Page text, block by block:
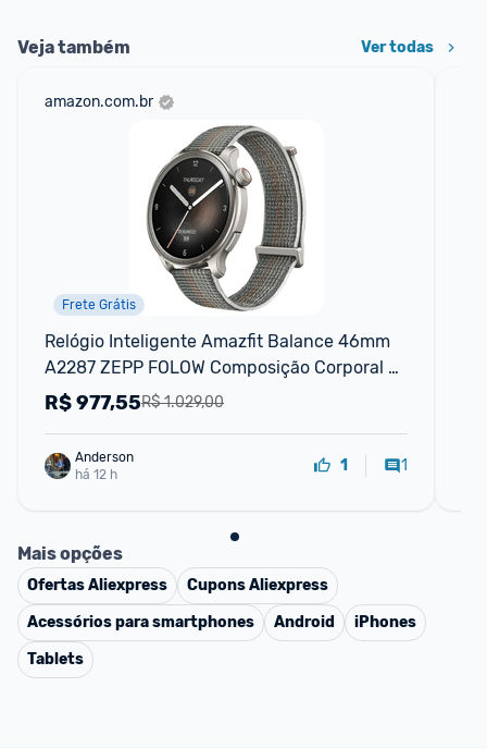
Veja também Ver todas
amazon.com.br
Frete Grátis
Relógio Inteligente Amazfit Balance 46mm
A2287 ZEPP FOLOW Composição Corporal
GPS Step Tracking Alexa Built-In Chamad
R$ 1.029,00
R$977,55
Anderson
há 12 h
1 1
Mais opções
OfertasAliexpress CuponsAliexpress
Acessórios para smartphones
Android
iPhones
Tablets